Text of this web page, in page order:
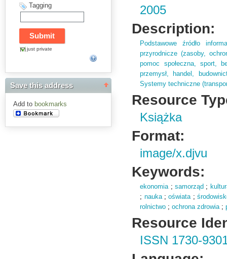
Tagging
just private
Save this address
Add to bookmarks
2005
Description:
Podstawowe źródło
przyrodnicze (zasoby,
pomoc społeczna, sport,
przemysł, handel,
Systemy techniczne (
Resource
Książka
Format:
image/x.djvu
Keywords:
ekonomia;samorząd ;
; nauka;oświata;
rolnictwo ;ochrona zdrowia;
Resource
ISSN 1730-